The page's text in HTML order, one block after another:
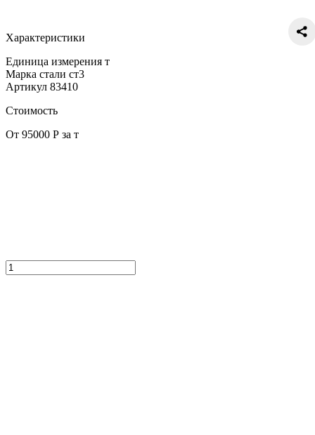
Характеристики
Единица измерения т
Марка стали ст3
Артикул 83410
Стоимость
От 95000 Р за т